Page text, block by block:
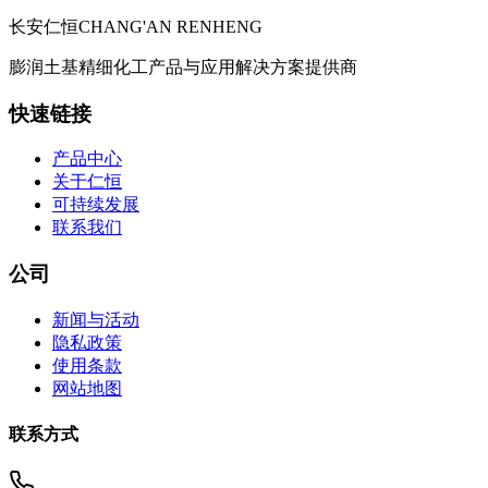
长安仁恒CHANG'AN RENHENG
膨润土基精细化工产品与应用解决方案提供商
快速链接
产品中心
关于仁恒
可持续发展
联系我们
公司
新闻与活动
隐私政策
使用条款
网站地图
联系方式